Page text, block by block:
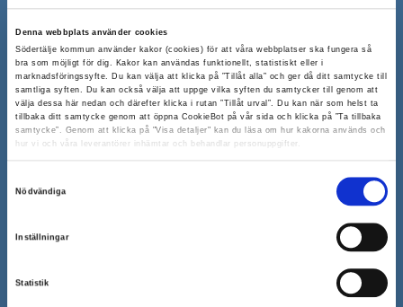
Denna webbplats använder cookies
Södertälje kommun använder kakor (cookies) för att våra webbplatser ska fungera så
bra som möjligt för dig. Kakor kan användas funktionellt, statistiskt eller i
marknadsföringssyfte. Du kan välja att klicka på ”Tillåt alla” och ger då ditt samtycke till
samtliga syften. Du kan också välja att uppge vilka syften du samtycker till genom att
välja dessa här nedan och därefter klicka i rutan ”Tillåt urval”. Du kan när som helst ta
tillbaka ditt samtycke genom att öppna CookieBot på vår sida och klicka på ”Ta tillbaka
samtycke”. Genom att klicka på "Visa detaljer" kan du läsa om hur kakorna används och
hur vi och våra leverantörer inhämtar och behandlar personuppgifter.
Nödvändiga
Inställningar
Statistik
Södertälje kommun
151 89 Södertälje
Besöksadress: Nyköpingsvägen 26
Tfn: 08–523 010 00
kontaktcenter@sodertalje.se
Org.nr. 212000–0159
Kontaktcenter